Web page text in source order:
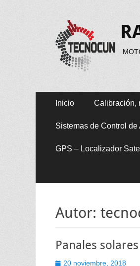
Menú
contenido
Inicio Calibración,
Sistemas de Control de
GPS – Localizador
Autor:
Panales solares
Publicado
20 noviembre, 2018